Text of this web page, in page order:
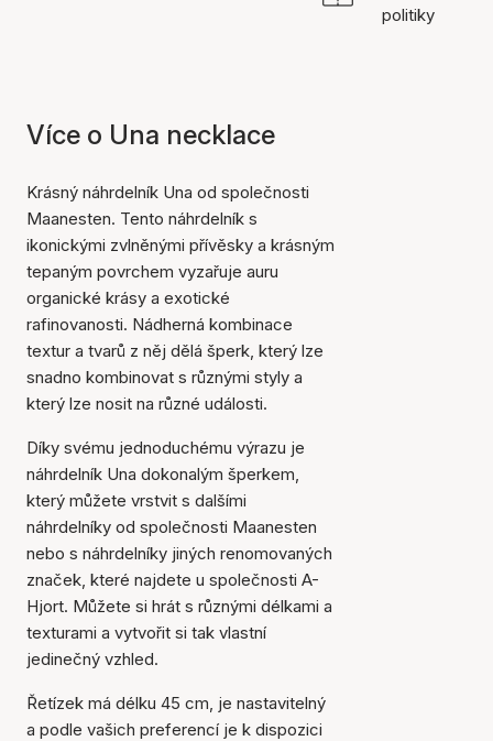
politiky
Více o Una necklace
Krásný náhrdelník Una od společnosti
Maanesten. Tento náhrdelník s
ikonickými zvlněnými přívěsky a krásným
tepaným povrchem vyzařuje auru
organické krásy a exotické
rafinovanosti. Nádherná kombinace
textur a tvarů z něj dělá šperk, který lze
snadno kombinovat s různými styly a
který lze nosit na různé události.
Díky svému jednoduchému výrazu je
náhrdelník Una dokonalým šperkem,
který můžete vrstvit s dalšími
náhrdelníky od společnosti Maanesten
nebo s náhrdelníky jiných renomovaných
značek, které najdete u společnosti A-
Hjort. Můžete si hrát s různými délkami a
texturami a vytvořit si tak vlastní
jedinečný vzhled.
Řetízek má délku 45 cm, je nastavitelný
a podle vašich preferencí je k dispozici